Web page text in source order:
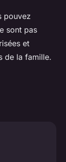
pouvez
sont pas
et
de la famille.